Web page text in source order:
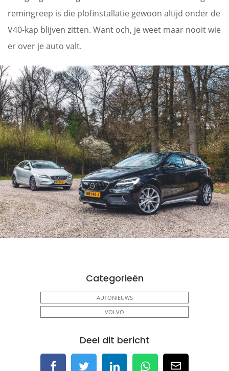
remingreep is die plofinstallatie gewoon altijd onder de
V40-kap blijven zitten. Want och, je weet maar nooit wie
er over je auto valt.
Categorieën
AUTONIEUWS
VOLVO
Deel dit bericht